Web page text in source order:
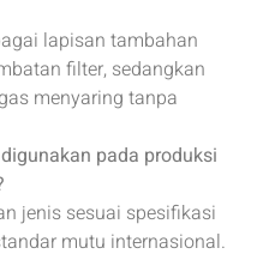
lapisan tambahan
filter, sedangkan
menyaring tanpa
pada produksi
jenis sesuai spesifikasi
mutu internasional.